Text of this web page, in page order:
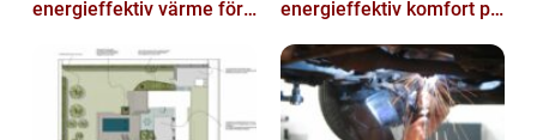
energieffektiv värme för
energieffektiv komfort på